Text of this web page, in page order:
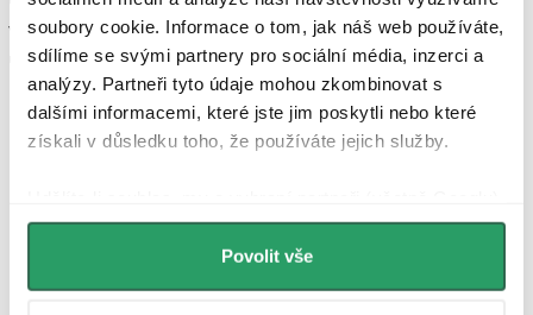
soubory cookie. Informace o tom, jak náš web používáte,
sdílíme se svými partnery pro sociální média, inzerci a
analýzy. Partneři tyto údaje mohou zkombinovat s
dalšími informacemi, které jste jim poskytli nebo které
získali v důsledku toho, že používáte jejich služby.
můžeme používat cookies pro analytiku a
personalizovanou reklamu. Jak Google zpracovává
osobní údaje najdete na stránkách
Povolit vše
variantu, vždy je důležité dbát na kvalitu a spolehlivost, kterou
umyvadlové baterie značky CERANO PROJECT poskytují.
Recenze